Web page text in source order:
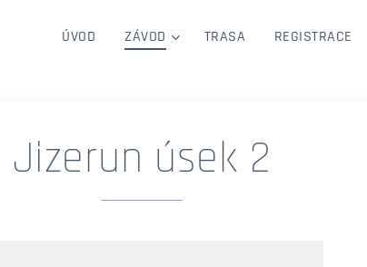
ÚVOD ZÁVOD TRASA REGISTRACE
Jizerun úsek 2